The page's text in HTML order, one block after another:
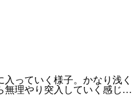
っていく様子。かなり浅く
無理やり突入していく感じ…